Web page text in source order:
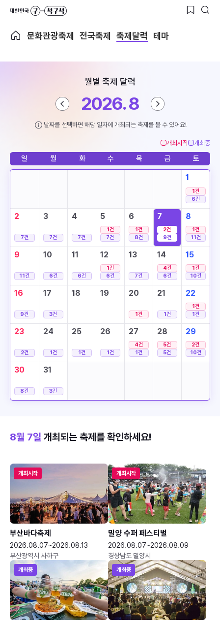
문화관광축제 전국축제 축제달력 테마
월별 축제 달력
2026. 8
날짜를 선택하면 해당 일자에 개최되는 축제를 볼 수 있어요!
개최시작 개최중
일 월 화 수 목 금 토
1
1건
6건
2
7건
3
7건
4
7건
5
1건
7건
6
1건
8건
7
2건
9건
8
1건
11건
9
11건
10
6건
11
6건
12
1건
6건
13
7건
14
4건
6건
15
1건
10건
16
9건
17
3건
18 19 20
1건
21
1건
22
1건
1건
23
2건
24
1건
25
1건
26
1건
27
4건
1건
28
5건
5건
29
2건
10건
30
8건
31
3건
8월 7일 개최되는 축제를 확인하세요!
개최시작
부산바다축제
2026.08.07~2026.08.13
부산광역시 사하구
개최시작
밀양 수퍼 페스티벌
2026.08.07~2026.08.09
경상남도 밀양시
개최중 개최중